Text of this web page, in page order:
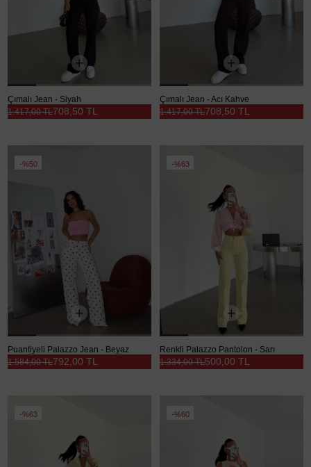
Çımalı Jean - Siyah
708,50 TL
1.417,00 TL
Çımalı Jean - Acı Kahve
708,50 TL
1.417,00 TL
%50
Puantiyeli Palazzo Jean - Beyaz
792,00 TL
1.584,00 TL
%63
Renkli Palazzo Pantolon - Sarı
500,00 TL
1.334,00 TL
%63 %60